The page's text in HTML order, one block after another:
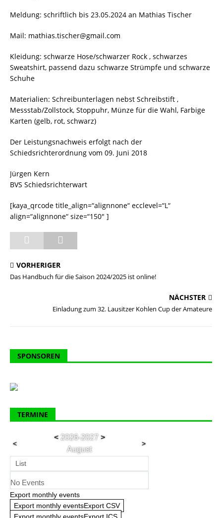
Meldung: schriftlich bis 23.05.2024 an Mathias Tischer
Mail: mathias.tischer@gmail.com
Kleidung: schwarze Hose/schwarzer Rock , schwarzes
Sweatshirt, passend dazu schwarze Strümpfe und schwarze
Schuhe
Materialien: Schreibunterlagen nebst Schreibstift ,
Messstab/Zollstock, Stoppuhr, Münze für die Wahl, Farbige
Karten (gelb, rot, schwarz)
Der Leistungsnachweis erfolgt nach der
Schiedsrichterordnung vom 09. Juni 2018
Jürgen Kern
BVS Schiedsrichterwart
[kaya_qrcode title_align=“alignnone“ ecclevel=“L“
align=“alignnone“ size=“150″ ]
VORHERIGER
Das Handbuch für die Saison 2024/2025 ist online!
NÄCHSTER
Einladung zum 32. Lausitzer Kohlen Cup der Amateure
SPONSOREN
TERMINE
<
<2026-2027 >
August
>
List
No Events
Export monthly events
Export monthly eventsExport CSV